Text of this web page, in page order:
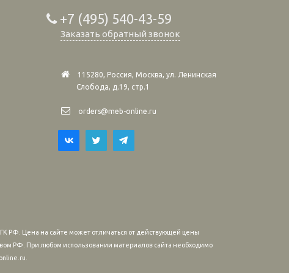
+7 (495) 540-43-59
Заказать обратный звонок
115280, Россия, Москва, ул. Ленинская
Слобода, д.19, стр.1
orders@meb-online.ru
РФ. Цена на сайте может отличаться от действующей цены
РФ. При любом использовании материалов сайта необходимо